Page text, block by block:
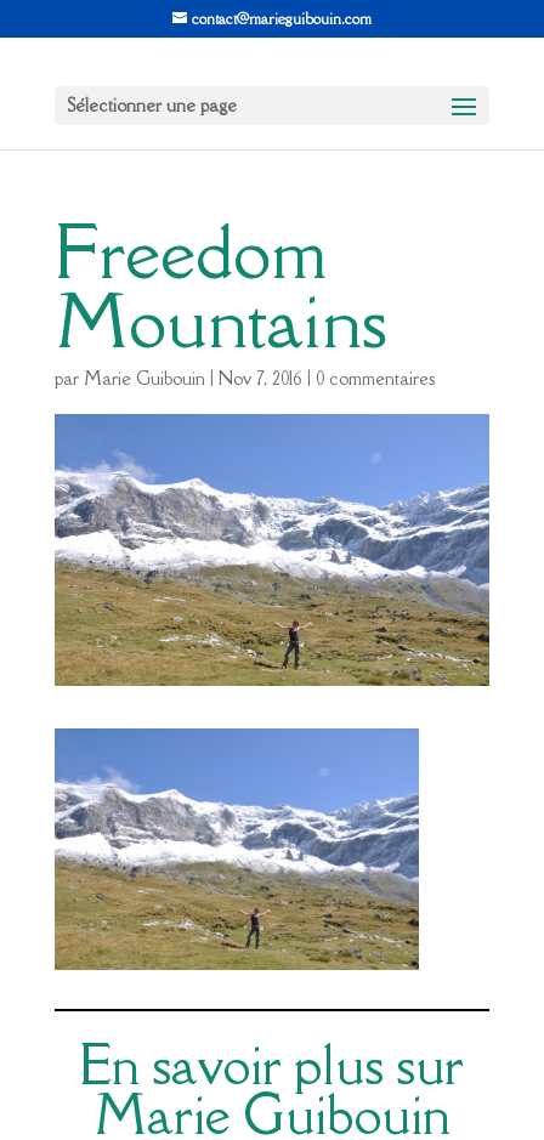
contact@marieguibouin.com
Sélectionner une page
Freedom
Mountains
par Marie Guibouin| Nov 7, 2016 | 0 commentaires
En savoir plus sur
Marie Guibouin